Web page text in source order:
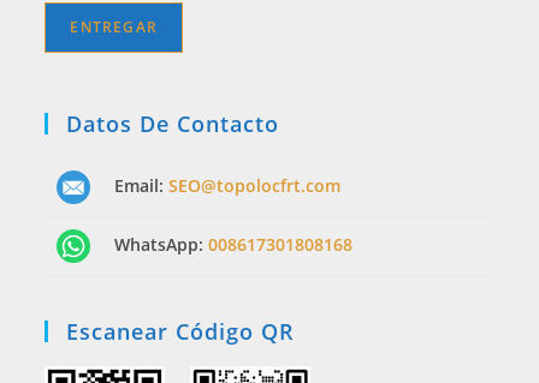
Datos De Contacto
Email:SEO@topolocfrt.com
WhatsApp:008617301808168
Escanear Código QR